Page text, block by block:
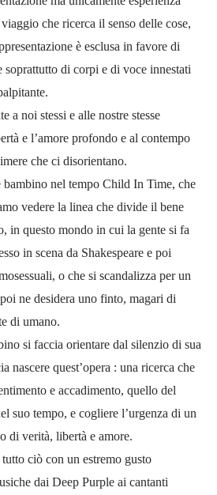
che ricerca il senso delle cose,
è esclusa in favore di
soprattutto di corpi e di voce innestati
a noi stessi e alle nostre stesse
e l’amore profondo e al contempo
che ci disorientano.
nel tempo Child In Time, che
vedere la linea che divide il bene
in questo mondo in cui la gente si fa
in scena da Shakespeare e poi
o che si scandalizza per un
ne desidera uno finto, magari di
di umano.
si faccia orientare dal silenzio di sua
nascere quest’opera : una ricerca che
e accadimento, quello del
suo tempo, e cogliere l’urgenza di un
di verità, libertà e amore.
ciò con un estremo gusto
dai Deep Purple ai cantanti